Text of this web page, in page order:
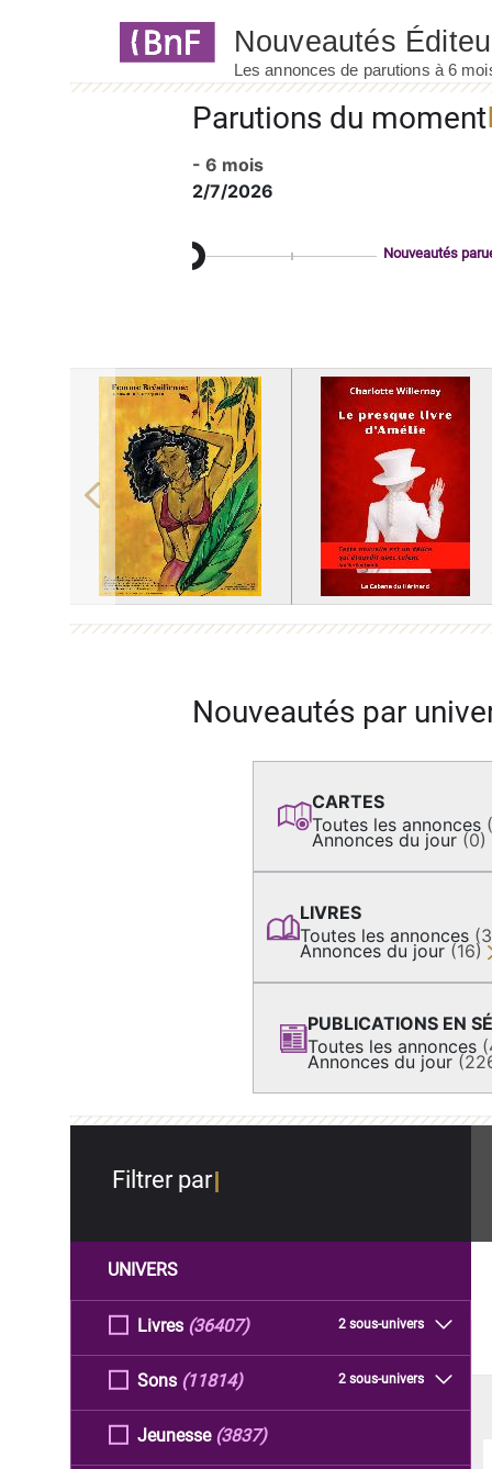
Parutions du moment
- 6 mois
2/7/2026
Nouveautés
Previous
Nouveautés par
CARTES
Toutes les annonces
Annonces du jour (0)
LIVRES
Toutes les annonces
Annonces du jour (16)
PUBLICATIONS EN
Toutes les annonces
Annonces du jour
Filtrer par
UNIVERS
Livres 2 sous-univers
(36407)
Sons 2 sous-univers
(11814)
Jeunesse (3837)